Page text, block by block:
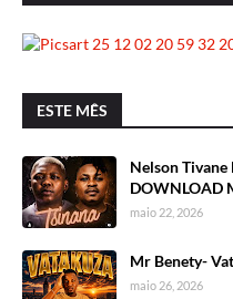
ESTE MÊS
Nelson Tivane
DOWNLOAD
maio 22, 2026
Mr Benety-
maio 26, 2026